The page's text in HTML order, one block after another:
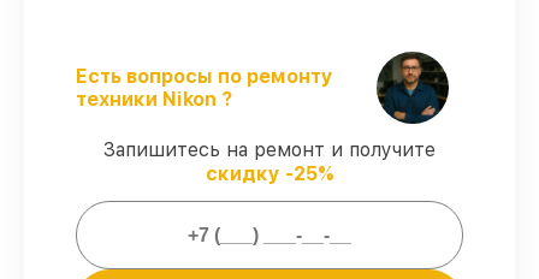
оптического прицела Nikon P3 39x40
(25,4mm) TARGET EFR строго по
договоренности.
– все
ремонтные услуги и комплектующие
защищены гарантийной поддержкой до
Мы гарантируем:
Есть вопросы по ремонту
техники Nikon ?
Запишитесь на ремонт и получите
скидку -25%